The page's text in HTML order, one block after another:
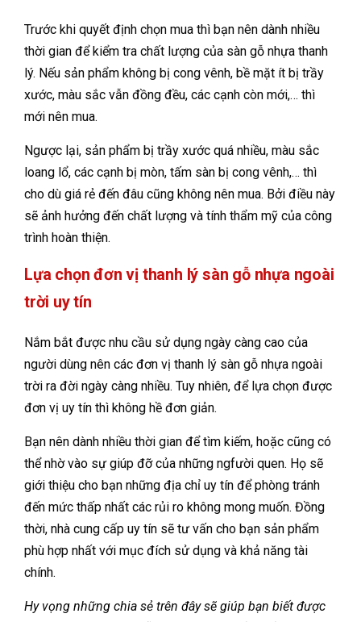
Trước khi quyết định chọn mua thì bạn nên dành nhiều
thời gian để kiểm tra chất lượng của sàn gỗ nhựa thanh
lý. Nếu sản phẩm không bị cong vênh, bề mặt ít bị trầy
xước, màu sắc vẫn đồng đều, các cạnh còn mới,… thì
mới nên mua.
Ngược lại, sản phẩm bị trầy xước quá nhiều, màu sắc
loang lổ, các cạnh bị mòn, tấm sàn bị cong vênh,… thì
cho dù giá rẻ đến đâu cũng không nên mua. Bởi điều này
sẽ ảnh hưởng đến chất lượng và tính thẩm mỹ của công
trình hoàn thiện.
Lựa chọn đơn vị thanh lý sàn gỗ nhựa ngoài
trời uy tín
Nắm bắt được nhu cầu sử dụng ngày càng cao của
người dùng nên các đơn vị thanh lý sàn gỗ nhựa ngoài
trời ra đời ngày càng nhiều. Tuy nhiên, để lựa chọn được
đơn vị uy tín thì không hề đơn giản.
Bạn nên dành nhiều thời gian để tìm kiếm, hoặc cũng có
thể nhờ vào sự giúp đỡ của những ngfười quen. Họ sẽ
giới thiệu cho bạn những địa chỉ uy tín để phòng tránh
đến mức thấp nhất các rủi ro không mong muốn. Đồng
thời, nhà cung cấp uy tín sẽ tư vấn cho bạn sản phẩm
phù hợp nhất với mục đích sử dụng và khả năng tài
chính.
Hy vọng những chia sẻ trên đây sẽ giúp bạn biết được